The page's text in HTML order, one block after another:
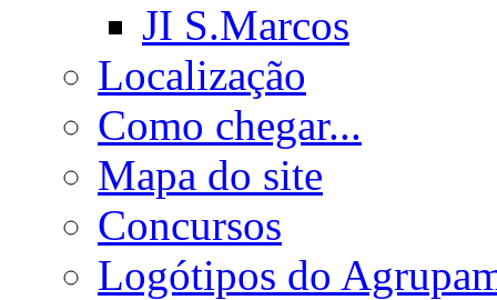
JI S.Marcos
Localização
Como chegar...
Mapa do site
Concursos
Logótipos do